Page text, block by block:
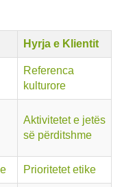
Hyrja e Klientit
Referenca
kulturore
Aktivitetet e jetës
së përditshme
Prioritetet etike